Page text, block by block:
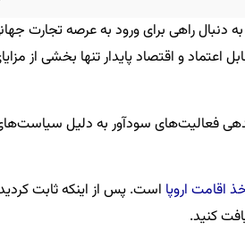
دنبال راهی برای ورود به عرصه تجارت
اعتماد و اقتصاد پایدار تنها بخشی از
فعالیت‌های سودآور به دلیل
اقامت اروپا است. پس از اینکه ثابت
کنید.